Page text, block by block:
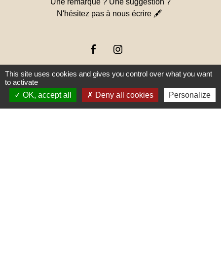
Une remarque ? Une suggestion ?
N'hésitez pas à nous écrire 🖋
This site uses cookies and gives you control over what you want
to activate
OK, accept all
Deny all cookies Personalize